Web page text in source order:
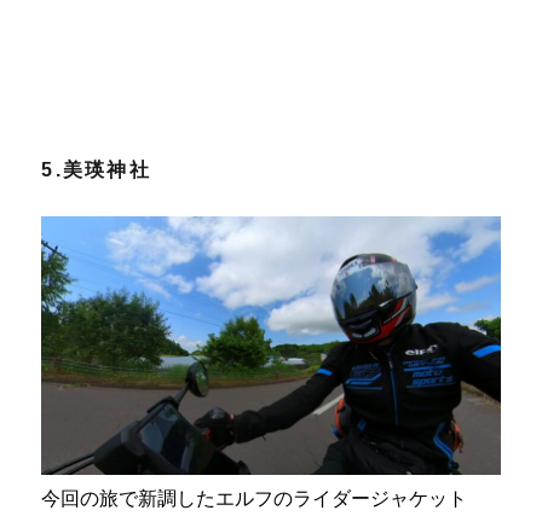
5.美瑛神社
今回の旅で新調したエルフのライダージャケット